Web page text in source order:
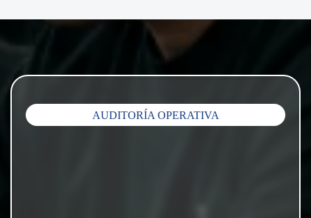
AUDITORÍA OPERATIVA